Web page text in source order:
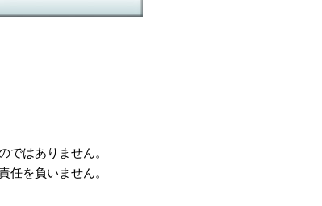
はありません。
を負いません。